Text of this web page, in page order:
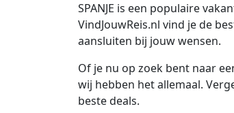
SPANJE is een populaire
VindJouwReis.nl vind je de
aansluiten bij jouw wensen.
Of je nu op zoek bent naar
wij hebben het allemaal.
beste deals.